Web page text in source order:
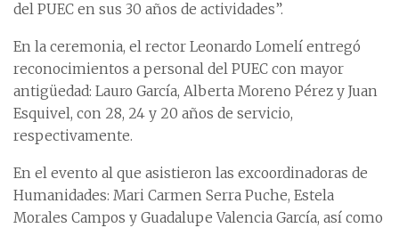
del PUEC en sus 30 años de actividades”.
En la ceremonia, el rector Leonardo Lomelí entregó
reconocimientos a personal del PUEC con mayor
antigüedad: Lauro García, Alberta Moreno Pérez y Juan
Esquivel, con 28, 24 y 20 años de servicio,
respectivamente.
En el evento al que asistieron las excoordinadoras de
Humanidades: Mari Carmen Serra Puche, Estela
Morales Campos y Guadalupe Valencia García, así como